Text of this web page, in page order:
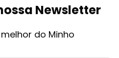
Newsletter
do Minho